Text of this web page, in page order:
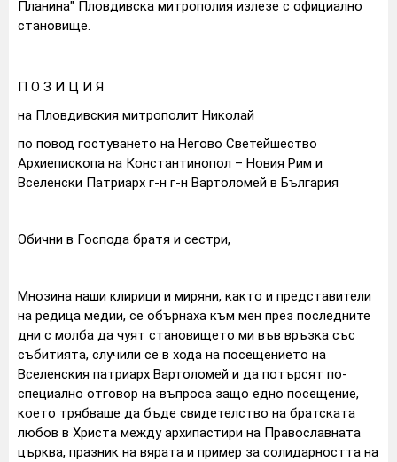
Планина" Пловдивска митрополия излезе с официално
становище.
П О З И Ц И Я
на Пловдивския митрополит Николай
по повод гостуването на Негово Светейшество
Архиепископа на Константинопол – Новия Рим и
Вселенски Патриарх г-н г-н Вартоломей в България
Обични в Господа братя и сестри,
Мнозина наши клирици и миряни, както и представители
на редица медии, се обърнаха към мен през последните
дни с молба да чуят становището ми във връзка със
събитията, случили се в хода на посещението на
Вселенския патриарх Вартоломей и да потърсят по-
специално отговор на въпроса защо едно посещение,
което трябваше да бъде свидетелство на братската
любов в Христа между архипастири на Православната
църква, празник на вярата и пример за солидарността на